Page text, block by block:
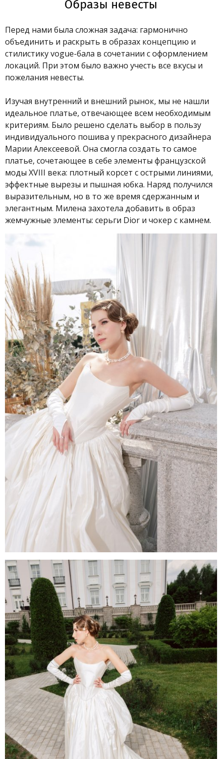
Образы невесты
Перед нами была сложная задача: гармонично
объединить и раскрыть в образах концепцию и
стилистику vogue-бала в сочетании с оформлением
локаций. При этом было важно учесть все вкусы и
пожелания невесты.
Изучая внутренний и внешний рынок, мы не нашли
идеальное платье, отвечающее всем необходимым
критериям. Было решено сделать выбор в пользу
индивидуального пошива у прекрасного дизайнера
Марии Алексеевой. Она смогла создать то самое
платье, сочетающее в себе элементы французской
моды XVIII века: плотный корсет с острыми линиями,
эффектные вырезы и пышная юбка. Наряд получился
выразительным, но в то же время сдержанным и
элегантным. Милена захотела добавить в образ
жемчужные элементы: серьги Dior и чокер с камнем.